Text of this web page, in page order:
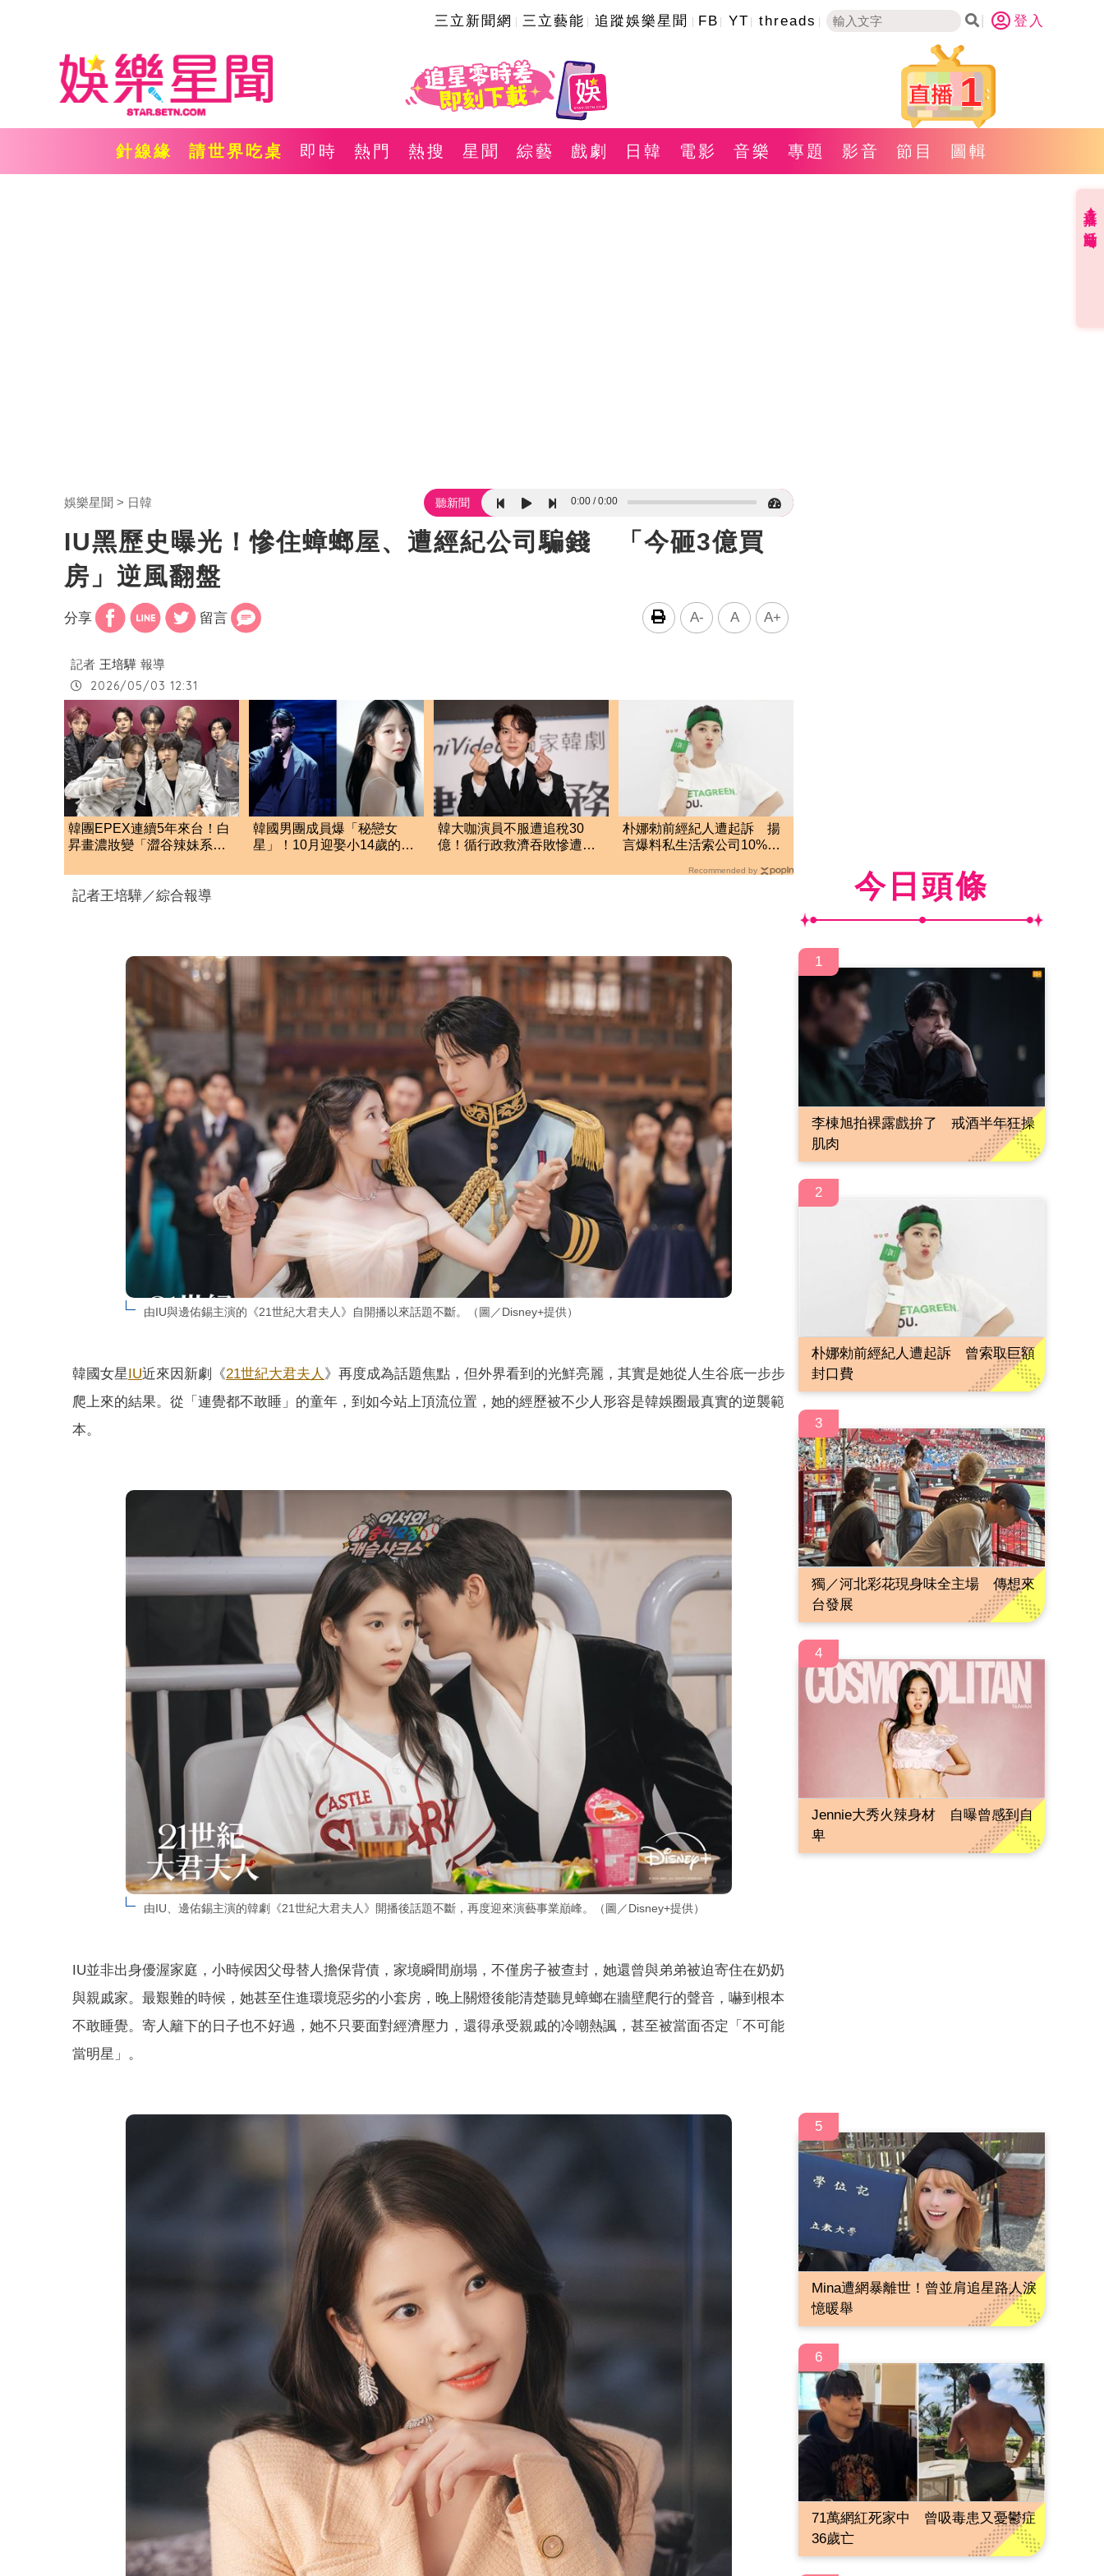
三立新聞網 三立藝能 追蹤娛樂星聞 FB YT threads 登入
1
針線緣 請世界吃桌 即時 熱門 熱搜 星聞 綜藝 戲劇 日韓 電影 音樂 專題 影音 節目 圖輯
娛樂星聞 日韓 聽新聞 0:00 0:00
IU黑歷史曝光！慘住蟑螂屋、遭經紀公司騙錢 「今砸3億買
房」逆風翻盤
分享 留言 A- A A+
記者 王培驊 報導
2026/05/03 12:31
韓團EPEX連續5年來台！白
昇畫濃妝變「澀谷辣妹系男
韓國男團成員爆「秘戀女
星」！10月迎娶小14歲的
韓大咖演員不服遭追稅30
億！循行政救濟吞敗慘遭駁
朴娜勑前經紀人遭起訴 揚
言爆料私生活索公司10%營
Recommended by
記者王培驊／綜合報導
由IU與邊佑錫主演的《21世紀大君夫人》自開播以來話題不斷。（圖／Disney+提供）
韓國女星IU近來因新劇《21世紀大君夫人 》再度成為話題焦點，但外界看到的光鮮亮麗，其實是她從人生谷底一步步
爬上來的結果。從「連覺都不敢睡」的童年，到如今站上頂流位置，她的經歷被不少人形容是韓娛圈最真實的逆襲範
本。
由IU、邊佑錫主演的韓劇《21世紀大君夫人》開播後話題不斷，再度迎來演藝事業巔峰。（圖／Disney+提供）
IU並非出身優渥家庭，小時候因父母替人擔保背債，家境瞬間崩塌，不僅房子被查封，她還曾與弟弟被迫寄住在奶奶
與親戚家。最艱難的時候，她甚至住進環境惡劣的小套房，晚上關燈後能清楚聽見蟑螂在牆壁爬行的聲音，嚇到根本
不敢睡覺。寄人籬下的日子也不好過，她不只要面對經濟壓力，還得承受親戚的冷嘲熱諷，甚至被當面否定「不可能
當明星」。
今日頭條
1
李棟旭拍裸露戲拚了 戒酒半年狂操
肌肉
2
朴娜勑前經紀人遭起訴 曾索取巨額
封口費
3
獨／河北彩花現身味全主場 傳想來
台發展
4
Jennie大秀火辣身材 自曝曾感到自
卑
5
Mina遭網暴離世！曾並肩追星路人淚
憶暖舉
6
71萬網紅死家中 曾吸毒患又憂鬱症
36歲亡
直播✦活動